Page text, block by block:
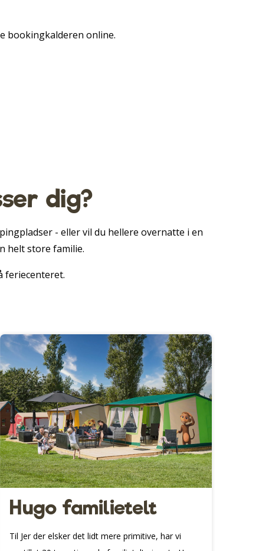
bookingkalderen online.
dig?
- eller vil du hellere overnatte i en
helt store familie.
feriecenteret.
Hugo familietelt
Til Jer der elsker det lidt mere primitive, har vi